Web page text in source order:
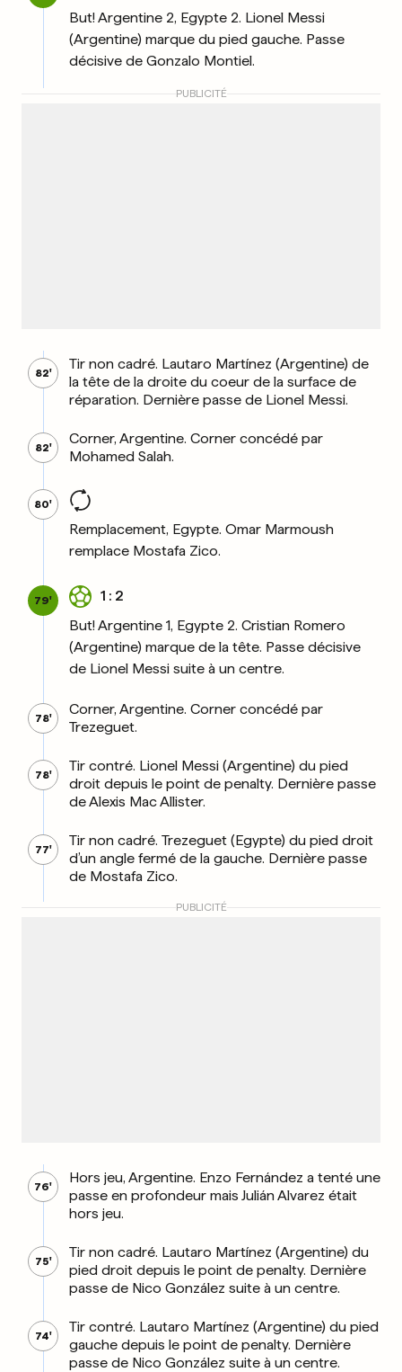
But! Argentine 2, Egypte 2. Lionel Messi
(Argentine) marque du pied gauche. Passe
décisive de Gonzalo Montiel.
PUBLICITÉ
82'
Tir non cadré. Lautaro Martínez (Argentine) de
la tête de la droite du coeur de la surface de
réparation. Dernière passe de Lionel Messi.
82'
Corner, Argentine. Corner concédé par
Mohamed Salah.
80'
Remplacement, Egypte. Omar Marmoush
remplace Mostafa Zico.
79'
1 : 2
But! Argentine 1, Egypte 2. Cristian Romero
(Argentine) marque de la tête. Passe décisive
de Lionel Messi suite à un centre.
78'
Corner, Argentine. Corner concédé par
Trezeguet.
78'
Tir contré. Lionel Messi (Argentine) du pied
droit depuis le point de penalty. Dernière passe
de Alexis Mac Allister.
77'
Tir non cadré. Trezeguet (Egypte) du pied droit
d’un angle fermé de la gauche. Dernière passe
de Mostafa Zico.
PUBLICITÉ
76'
Hors jeu, Argentine. Enzo Fernández a tenté une
passe en profondeur mais Julián Alvarez était
hors jeu.
75'
Tir non cadré. Lautaro Martínez (Argentine) du
pied droit depuis le point de penalty. Dernière
passe de Nico González suite à un centre.
74'
Tir contré. Lautaro Martínez (Argentine) du pied
gauche depuis le point de penalty. Dernière
passe de Nico González suite à un centre.